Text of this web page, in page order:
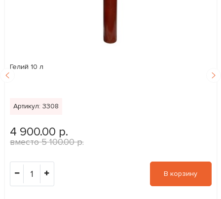
Гелий 10 л
Артикул: 3308
4 900.00 р.
5 100.00 р.
1 В корзину